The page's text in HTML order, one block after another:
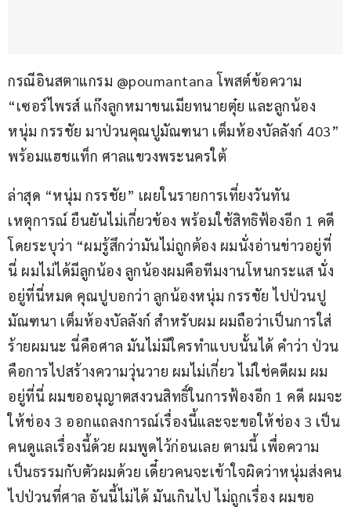
กรณีอินสตาแกรม @poumantana โพสต์ข้อความ
“เซอร์ไพรส์ แก๊งลูกหมาขนเมียทนายตุ๋ย และลูกน้อง
หนุ่ม กรรชัย มาป่วนคุณปูมัณฑนา เต็มห้องบัลลังก์ 403”
พร้อมแฮชแท็ก ศาลแขวงพระนครใต้
ล่าสุด “หนุ่ม กรรชัย” เผยในรายการเที่ยงวันทัน
เหตุการณ์ ยืนยันไม่เกี่ยวข้อง พร้อมใช้สิทธิฟ้องอีก 1 คดี
โดยระบุว่า “ผมรู้สึกว่ามันไม่ถูกต้อง ผมนั่งอ่านข่าวอยู่ที่
นี่ ผมไม่ได้มีลูกน้อง ลูกน้องผมคือทีมงานโหนกระแส นั่ง
อยู่ที่นี่หมด คุณปูบอกว่า ลูกน้องหนุ่ม กรรชัย ไปป่วนปู
มัณฑนา เต็มห้องบัลลังก์ สำหรับผม ผมถือว่าเป็นการใส่
ร้ายผมนะ นี่คือศาล มันไม่มีใครทำแบบนั้นได้ คำว่า ป่วน
คือการไปสร้างความวุ่นวาย ผมไม่เกี่ยว ไม่ใช่คดีผม ผม
อยู่ที่นี่ ผมขออนุญาตสงวนสิทธิ์ในการฟ้องอีก 1 คดี ผมจะ
ให้ช่อง 3 ออกแถลงการณ์เรื่องนี้และจะขอให้ช่อง 3 เป็น
คนดูแลเรื่องนี้ด้วย ผมพูดไว้ก่อนเลย ตามนี้ เพื่อความ
เป็นธรรมกับตัวผมด้วย เดี๋ยวคนจะเข้าใจผิดว่าหนุ่มส่งคน
ไปป่วนที่ศาล อันนี้ไม่ได้ มันเกินไป ไม่ถูกเรื่อง ผมขอ